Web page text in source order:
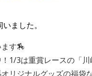
ました。
す🏇
1/3は重賞レースの「川
リジナルグッズの福袋